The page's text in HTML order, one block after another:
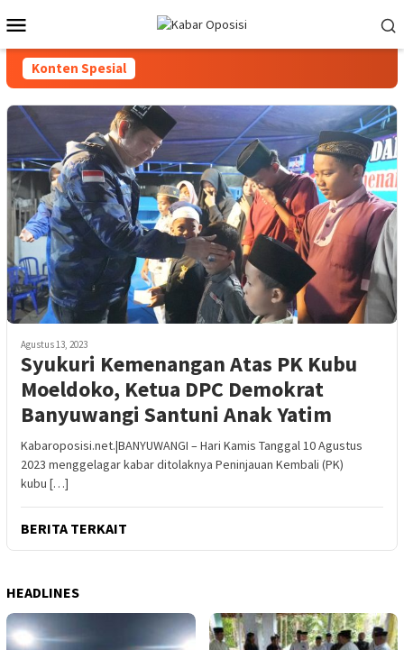
ke
kontenMobile
Konten Spesial
Agustus 13, 2023
Syukuri Kemenangan Atas PK Kubu
Moeldoko, Ketua DPC Demokrat
Banyuwangi Santuni Anak Yatim
Kabaroposisi.net.|BANYUWANGI – Hari Kamis Tanggal 10 Agustus
2023 menggelagar kabar ditolaknya Peninjauan Kembali (PK)
kubu […]
BERITA TERKAIT
HEADLINES